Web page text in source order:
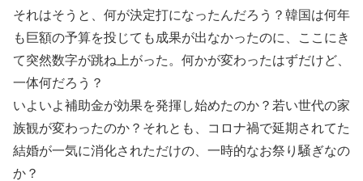
それはそうと、何が決定打になったんだろう？韓国は何年
も巨額の予算を投じても成果が出なかったのに、ここにき
て突然数字が跳ね上がった。何かが変わったはずだけど、
一体何だろう？
いよいよ補助金が効果を発揮し始めたのか？若い世代の家
族観が変わったのか？それとも、コロナ禍で延期されてた
結婚が一気に消化されただけの、一時的なお祭り騒ぎなの
か？